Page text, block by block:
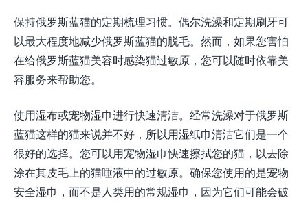
保持俄罗斯蓝猫的定期梳理习惯。偶尔洗澡和定期刷牙可
以最大程度地减少俄罗斯蓝猫的脱毛。然而，如果您害怕
在给俄罗斯蓝猫美容时感染猫过敏原，您可以随时依靠美
容服务来帮助您。
使用湿布或宠物湿巾进行快速清洁。经常洗澡对于俄罗斯
蓝猫这样的猫来说并不好，所以用湿纸巾清洁它们是一个
很好的选择。您可以用宠物湿巾快速擦拭您的猫，以去除
涂在其皮毛上的猫唾液中的过敏原。确保您使用的是宠物
安全湿巾，而不是人类用的常规湿巾，因为它们可能会破